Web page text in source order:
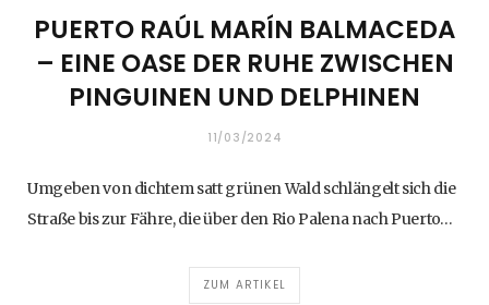
PUERTO RAÚL MARÍN BALMACEDA
– EINE OASE DER RUHE ZWISCHEN
PINGUINEN UND DELPHINEN
11/03/2024
Umgeben von dichtem satt grünen Wald schlängelt sich die
Straße bis zur Fähre, die über den Rio Palena nach Puerto…
ZUM ARTIKEL